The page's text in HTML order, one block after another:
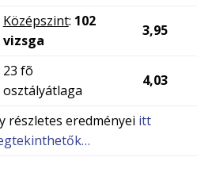
Középszint: 102
vizsga
3,95
23 fõ
osztályátlaga
4,03
részletes eredményei itt